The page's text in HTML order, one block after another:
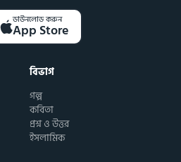
ডাউনলোড করুন
App Store
বিভাগ
গল্প
কবিতা
প্রশ্ন ও উত্তর
ইসলামিক